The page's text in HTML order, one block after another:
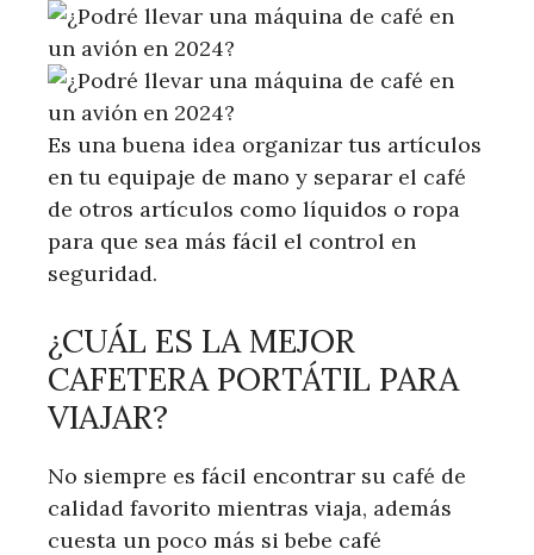
Es una buena idea organizar tus artículos
en tu equipaje de mano y separar el café
de otros artículos como líquidos o ropa
para que sea más fácil el control en
seguridad.
¿CUÁL ES LA MEJOR
CAFETERA PORTÁTIL PARA
VIAJAR?
No siempre es fácil encontrar su café de
calidad favorito mientras viaja, además
cuesta un poco más si bebe café